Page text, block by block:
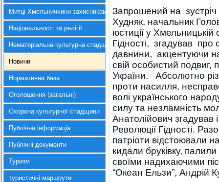
Митці Хмельниччини захисникам України
Національності та релігії
Нематеріальна культурна спадщина
Новини
Нормативна база
Оголошення (загальні)
Охорона культурної спадщини
Публічна інформація
Публічні документи
Туризм
туристичні маршрути
Запрошений на
Худняк, начальник
юстиції у Хмельницькій
Гідності, згадував про
давнини, акцентуючи
свій особистий
України. Абсолютно
проти насилля,
волі українського
силу та незламність
Анатолійович згадував
Революції Гідності.
патріоти відстоювали
кидали бруківку,
своїми надихаючими
“Океан Ельзи”, Андрій